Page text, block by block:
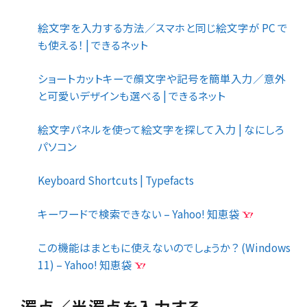
絵文字を入力する方法／スマホと同じ絵文字が PC で
も使える！ | できるネット
ショートカットキーで顔文字や記号を簡単入力／意外
と可愛いデザインも選べる | できるネット
絵文字パネルを使って絵文字を探して入力 | なにしろ
パソコン
Keyboard Shortcuts | Typefacts
キーワードで検索できない – Yahoo! 知恵袋
この機能はまともに使えないのでしょうか？ (Windows
11) – Yahoo! 知恵袋